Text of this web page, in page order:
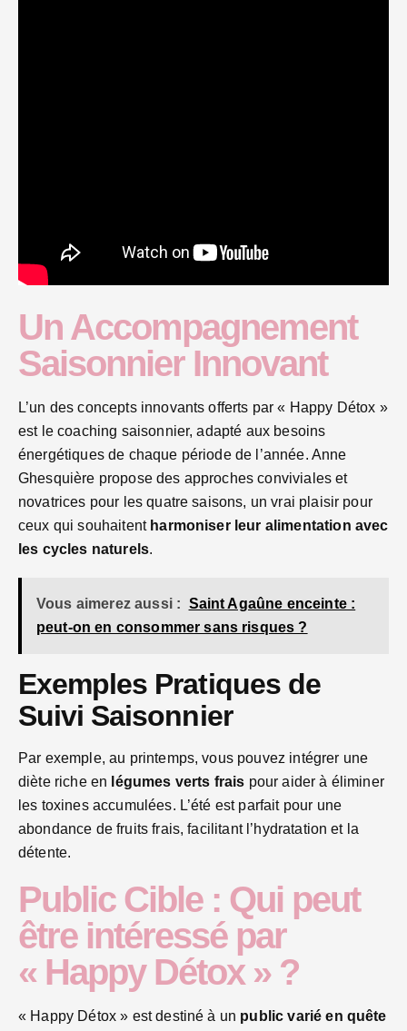
Un Accompagnement
Saisonnier Innovant
L’un des concepts innovants offerts par « Happy Détox »
est le coaching saisonnier, adapté aux besoins
énergétiques de chaque période de l’année. Anne
Ghesquière propose des approches conviviales et
novatrices pour les quatre saisons, un vrai plaisir pour
ceux qui souhaitent harmoniser leur alimentation avec
les cycles naturels.
Vous aimerez aussi : Saint Agaûne enceinte :
peut-on en consommer sans risques ?
Exemples Pratiques de
Suivi Saisonnier
Par exemple, au printemps, vous pouvez intégrer une
diète riche en légumes verts frais pour aider à éliminer
les toxines accumulées. L’été est parfait pour une
abondance de fruits frais, facilitant l’hydratation et la
détente.
Public Cible : Qui peut
être intéressé par
« Happy Détox » ?
« Happy Détox » est destiné à un public varié en quête